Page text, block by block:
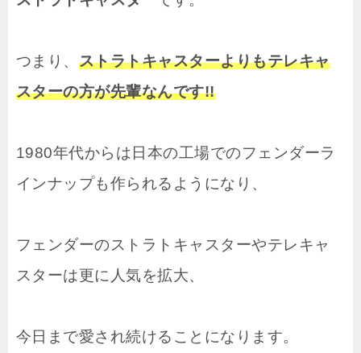
つまり、 ストラトキャスターよりもテレキャ
スターの方が先輩なんです!!
1980年代からは日本の工場でのフェンダーラ
インナップも作られるようになり、
フェンダーのストラトキャスターやテレキャ
スターは更に人気を拡大、
今日まで愛され続けることになります。